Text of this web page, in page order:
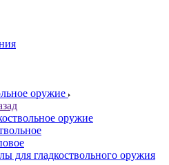
оружие
оружие
для гладкоствольного оружия